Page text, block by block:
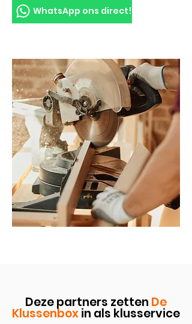
WhatsApp ons direct!
Deze partners zetten De
Klussenboxin als klusservice